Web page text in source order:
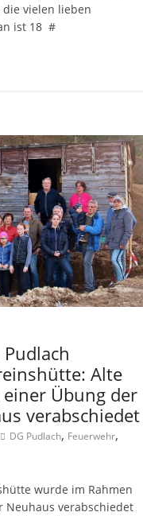
vielen lieben
ist 18 #
Alte
Übung der
verabschiedet
DG Pudlach, Feuerwehr,
wurde im Rahmen
Neuhaus verabschiedet